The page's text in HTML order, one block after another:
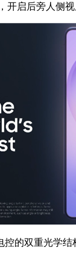
后旁人侧视
双重光学结